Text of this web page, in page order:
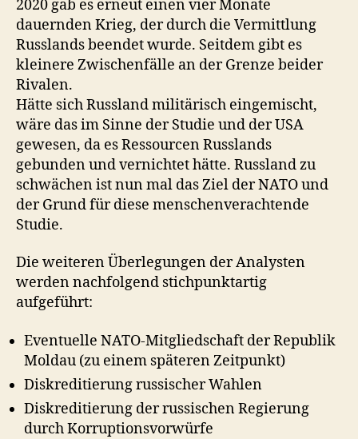
2020 gab es erneut einen vier Monate
dauernden Krieg, der durch die Vermittlung
Russlands beendet wurde. Seitdem gibt es
kleinere Zwischenfälle an der Grenze beider
Rivalen.
Hätte sich Russland militärisch eingemischt,
wäre das im Sinne der Studie und der USA
gewesen, da es Ressourcen Russlands
gebunden und vernichtet hätte. Russland zu
schwächen ist nun mal das Ziel der NATO und
der Grund für diese menschenverachtende
Studie.
Die weiteren Überlegungen der Analysten
werden nachfolgend stichpunktartig
aufgeführt:
Eventuelle NATO-Mitgliedschaft der Republik
Moldau (zu einem späteren Zeitpunkt)
Diskreditierung russischer Wahlen
Diskreditierung der russischen Regierung
durch Korruptionsvorwürfe